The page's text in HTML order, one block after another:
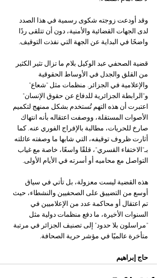
وقد أودعت زوجته شكوى رسمية في هذا الصدد
لدى الجهات القضائية والأمنية، دون أن تتلقى ردًا
واضحًا في البداية عن الجهة التي نفذت التوقيف.
قضية الصحفي عبد الوكيل بلام ما تزال تثير الكثير
من القلق والجدل في الأوساط الحقوقية
والإعلامية في الجزائر. منظمات مثل "شعاع"
و"الرابطة الجزائرية للدفاع عن حقوق الإنسان"
اعتبرت أن هذه التهم تُستخدم بشكل ممنهج لتكميم
الأصوات المستقلة، ووصفت اعتقاله بأنه انتهاك
صارخ للحريات، مطالبة بالإفراج الفوري عنه. كما
أثارت ظروف توقيفه، التي شابها ما وصفته عائلته
بـ"الاختفاء القسري"، قلقًا واسعًا، خاصة مع غياب
التواصل مع محاميه أو أسرته في الأيام الأولى.
هذه القضية ليست معزولة، بل تأتي في سياق
أوسع من التضييق على الصحفيين والنشطاء، حيث
تم اعتقال أو محاكمة عدد من الإعلاميين في
السنوات الأخيرة، ما دفع منظمات دولية مثل
"مراسلون بلا حدود" إلى تصنيف الجزائر في مرتبة
متأخرة عالميًا في مؤشر حرية الصحافة.
حاج إبراهيم